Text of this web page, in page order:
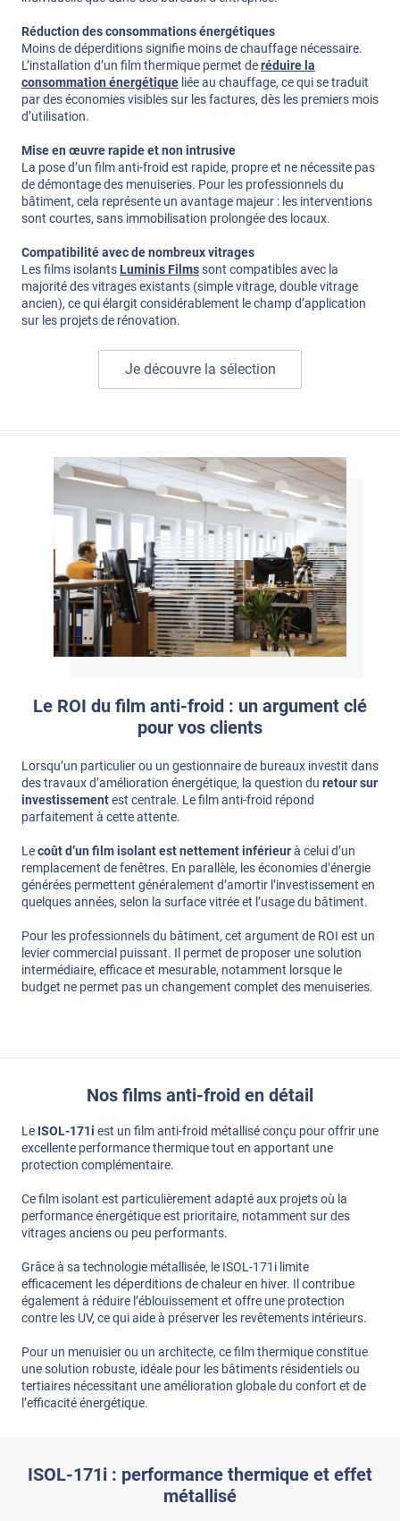
Réduction des consommations énergétiques
Moins de déperditions signifie moins de chauffage nécessaire.
L’installation d’un film thermique permet deréduire la
consommation énergétique liée au chauffage, ce qui se traduit
par des économies visibles sur les factures, dès les premiers mois
d’utilisation.
Mise en œuvre rapide et non intrusive
La pose d’un film anti-froid est rapide, propre et ne nécessite pas
de démontage des menuiseries. Pour les professionnels du
bâtiment, cela représente un avantage majeur : les interventions
sont courtes, sans immobilisation prolongée des locaux.
Compatibilité avec de nombreux vitrages
Les films isolants Luminis Filmssont compatibles avec la
majorité des vitrages existants (simple vitrage, double vitrage
ancien), ce qui élargit considérablement le champ d’application
sur les projets de rénovation.
Je découvre la sélection
Le ROI du film anti-froid : un argument clé
pour vos clients
Lorsqu’un particulier ou un gestionnaire de bureaux investit dans
des travaux d’amélioration énergétique, la question du retour sur
investissementest centrale. Le film anti-froid répond
parfaitement à cette attente.
Lecoût d’un film isolant est nettement inférieurà celui d’un
remplacement de fenêtres. En parallèle, les économies d’énergie
générées permettent généralement d’amortir l’investissement en
quelques années, selon la surface vitrée et l’usage du bâtiment.
Pour les professionnels du bâtiment, cet argument de ROI est un
levier commercial puissant. Il permet de proposer une solution
intermédiaire, efficace et mesurable, notamment lorsque le
budget ne permet pas un changement complet des menuiseries.
Nos films anti-froid en détail
Le ISOL-171i est un film anti-froid métallisé conçu pour offrir une
excellente performance thermique tout en apportant une
protection complémentaire.
Ce film isolant est particulièrement adapté aux projets où la
performance énergétique est prioritaire, notamment sur des
vitrages anciens ou peu performants.
Grâce à sa technologie métallisée, le ISOL-171i limite
efficacement les déperditions de chaleur en hiver. Il contribue
également à réduire l’éblouissement et offre une protection
contre les UV, ce qui aide à préserver les revêtements intérieurs.
Pour un menuisier ou un architecte, ce film thermique constitue
une solution robuste, idéale pour les bâtiments résidentiels ou
tertiaires nécessitant une amélioration globale du confort et de
l’efficacité énergétique.
ISOL-171i : performance thermique et effet
métallisé